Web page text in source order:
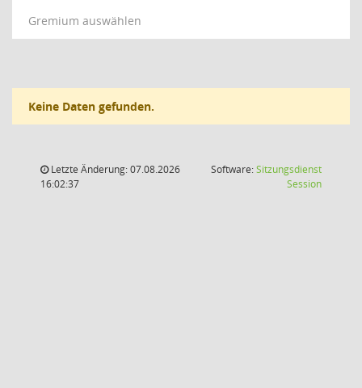
Gremium auswählen
Keine Daten gefunden.
Letzte Änderung: 07.08.2026
16:02:37
Software:Sitzungsdienst
Session(Wird in